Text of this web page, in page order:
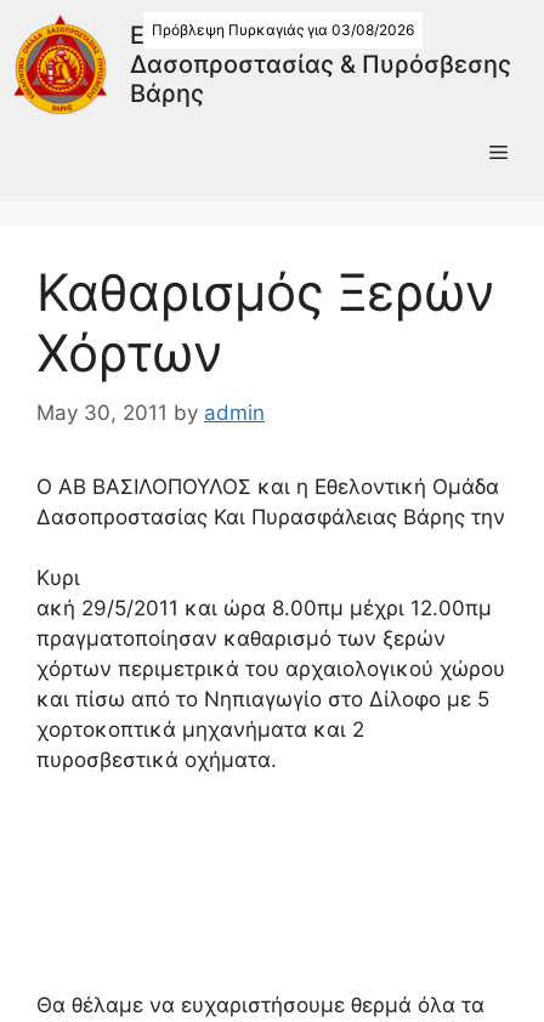
Εθελοντική Ομάδα
Δασοπροστασίας & Πυρόσβεσης
Βάρης
Πρόβλεψη Πυρκαγιάς για 03/08/2026
Καθαρισμός Ξερών
Χόρτων
May 30, 2011 by admin
Ο ΑΒ ΒΑΣΙΛΟΠΟΥΛΟΣ και η Εθελοντική Ομάδα
Δασοπροστασίας Και Πυρασφάλειας Βάρης την
Κυρι
ακή 29/5/2011 και ώρα 8.00πμ μέχρι 12.00πμ
πραγματοποίησαν καθαρισμό των ξερών
χόρτων περιμετρικά του αρχαιολογικού χώρου
και πίσω από το Νηπιαγωγίο στο Δίλοφο με 5
χορτοκοπτικά μηχανήματα και 2
πυροσβεστικά οχήματα.
Θα θέλαμε να ευχαριστήσουμε θερμά όλα τα